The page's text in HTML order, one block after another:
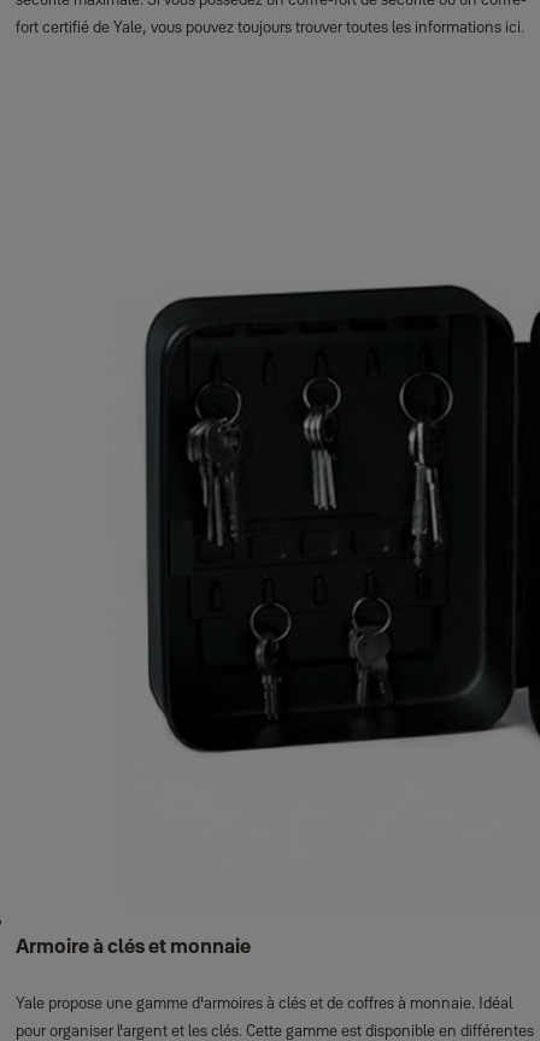
fort certifié de Yale, vous pouvez toujours trouver toutes les informations ici.
Armoire à clés et monnaie
Yale propose une gamme d'armoires à clés et de coffres à monnaie. Idéal
pour organiser l'argent et les clés. Cette gamme est disponible en différentes